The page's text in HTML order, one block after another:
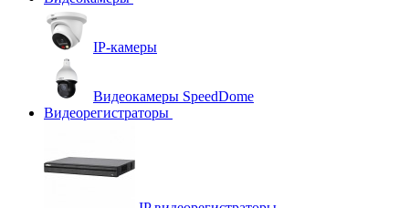
IP-камеры
Видеокамеры SpeedDome
Видеорегистраторы